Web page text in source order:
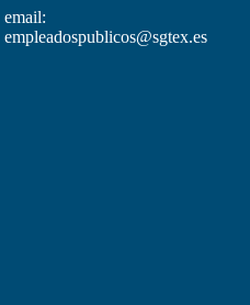
email:
empleadospublicos@sgtex.es